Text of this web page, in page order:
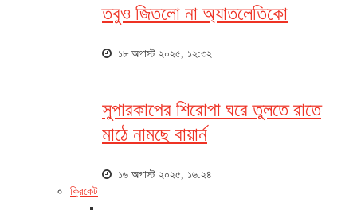
তবুও জিতলো না অ্যাতলেতিকো
১৮ অগাস্ট ২০২৫, ১২:৩২
সুপারকাপের শিরোপা ঘরে তুলতে রাতে
মাঠে নামছে বায়ার্ন
১৬ অগাস্ট ২০২৫, ১৬:২৪
ক্রিকেট